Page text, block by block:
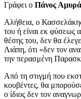
Γράφει ο Πάνος
Αλήθεια, ο
του ή είναι εκ φύσεως
θέσης του, δεν θα
Λιάπη, ότι «δεν τον
την περασμένη
Από τη στιγμή που
κουβέντες, θα
ο ίδιος δεν τον